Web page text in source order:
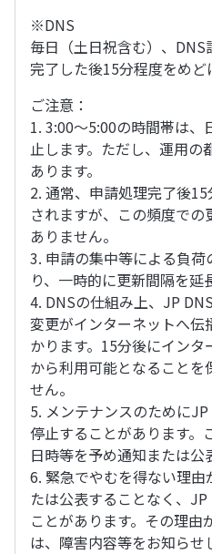
※DNS
毎日（土日祝含む）、
完了した後15分程度をめど
ご注意：
1. 3:00〜5:00の時間帯は
止します。ただし、運用の
あります。
2. 通常、申請処理完了後
されますが、この頻度で
ありません。
3. 申請の集中等による負
り、一時的に更新間隔を延
4. DNSの仕組み上、JP
変更がインターネットへ
かります。15分後にイン
から利用可能となることを
せん。
5. メンテナンスのために
停止することがあります。
日時等を予め通知または公
6. 緊急でやむを得ない理
たは公表することなく、
ことがあります。その理
は、障害内容等をお知らせ